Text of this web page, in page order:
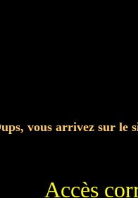
vous arrivez sur le
Accès